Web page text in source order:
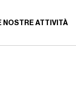
NOSTRE ATTIVITÀ